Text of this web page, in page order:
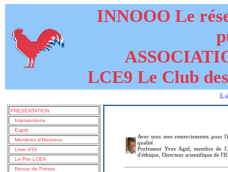
INNOOO Le
LCE9 Le Club
Le livre de
PRESENTATION
Interventions
Esprit
Membres d'Honneur
Livre d'Or
Le Prix LCE9
Revue de Presse
Avec tous mes remerciements pour
qualité.
Professeur Yves Agid, membre de
d'éthique, Directeur scientifique de